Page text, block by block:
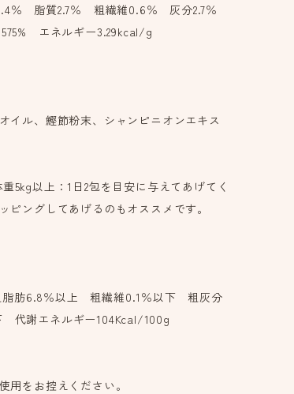
％ 脂質2.7％ 粗繊維0.6％ 灰分2.7％
エネルギー3.29kcal/g
イル、鰹節粉末、シャンピニオンエキス
5kg以上：1日2包を目安に与えてあげてく
ピングしてあげるのもオススメです。
肪6.8％以上 粗繊維0.1％以下 粗灰分
代謝エネルギー104Kcal/100g
用をお控えください。